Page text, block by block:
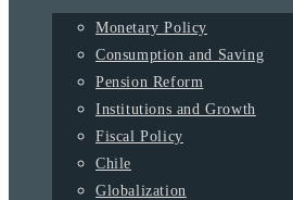
Monetary Policy
Consumption and Saving
Pension Reform
Institutions and Growth
Fiscal Policy
Chile
Globalization